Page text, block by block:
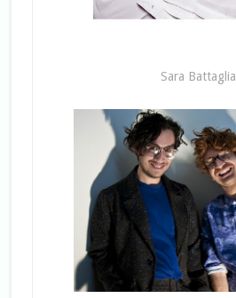
Sara Battaglia